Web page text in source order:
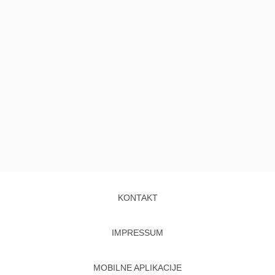
KONTAKT
IMPRESSUM
MOBILNE APLIKACIJE